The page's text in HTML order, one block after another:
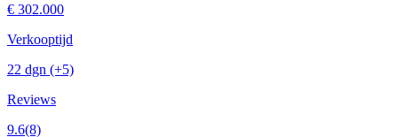
€ 302.000
Verkooptijd
22 dgn (+5)
Reviews
9.6(8)